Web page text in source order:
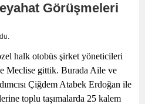
Görüşmeleri
halk otobüs şirket yöneticileri
Meclise gittik. Burada Aile ve
Çiğdem Atabek Erdoğan ile
toplu taşımalarda 25 kalem